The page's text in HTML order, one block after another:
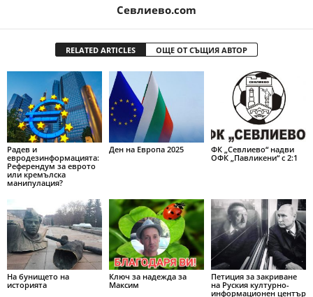
Севлиево.com
RELATED ARTICLES ОЩЕ ОТ СЪЩИЯ АВТОР
Радев и
евродезинформацията:
Референдум за еврото
или кремълска
манипулация?
Ден на Европа 2025
ФК „Севлиево“ надви
ОФК „Павликени“ с 2:1
На бунището на
историята
Ключ за надежда за
Максим
Петиция за закриване
на Руския културно-
информационен център